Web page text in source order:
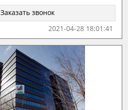
Заказать звонок
2021-04-28 18:01:41